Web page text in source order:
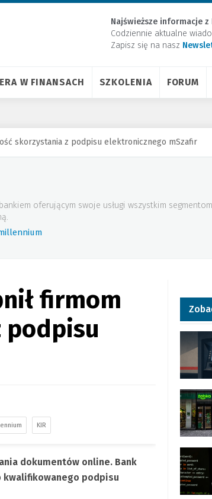
Najświeższe informacje
Codziennie aktualne
Zapisz się na nasz
W FINANSACH SZKOLENIA FORUM
skorzystania z podpisu elektronicznego mSzafir
oferującym swoje usługi wszystkim
firmom
podpisu
KIR
dokumentów online. Bank
kwalifikowanego podpisu